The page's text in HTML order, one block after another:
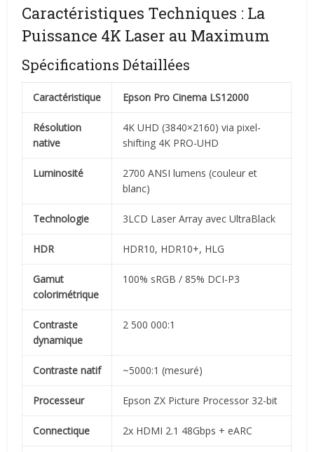
Caractéristiques Techniques : La
Puissance 4K Laser au Maximum
Spécifications Détaillées
Caractéristique Epson Pro Cinema LS12000
Résolution
native
4K UHD (3840×2160) via pixel-
shifting 4K PRO-UHD
Luminosité
2700 ANSI lumens (couleur et
blanc)
Technologie 3LCD Laser Array avec UltraBlack
HDR HDR10, HDR10+, HLG
Gamut
colorimétrique
100% sRGB / 85% DCI-P3
Contraste
dynamique
2 500 000:1
Contraste natif ~5000:1 (mesuré)
Processeur Epson ZX Picture Processor 32-bit
Connectique 2x HDMI 2.1 48Gbps + eARC